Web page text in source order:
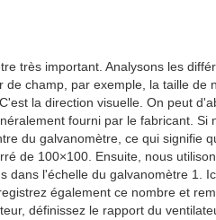
très important. Analysons les
champ, par exemple, la taille
la direction visuelle. On peut
fourni par le fabricant.
du galvanomètre, ce qui
de 100×100. Ensuite, nous
l'échelle du galvanomètre
également ce nombre et
définissez le rapport du